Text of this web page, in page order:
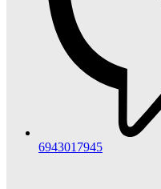
6943017945